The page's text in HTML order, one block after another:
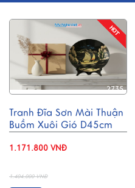
2735
Tranh Đĩa Sơn Mài Thuận
Buồm Xuôi Gió D45cm
1.171.800 VNĐ
1.404.000 VNĐ